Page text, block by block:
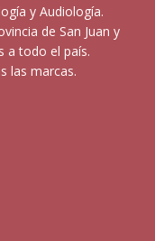
y Audiología.
de San Juan y
a todo el país.
las marcas.